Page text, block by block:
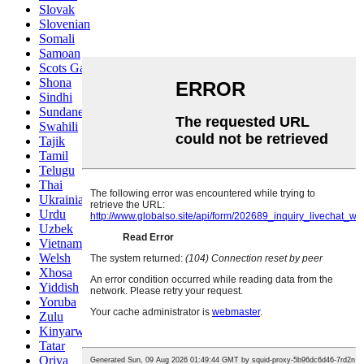
Slovak
Slovenian
Somali
Samoan
Scots Gaelic
Shona
Sindhi
Sundanese
Swahili
Tajik
Tamil
Telugu
Thai
Ukrainian
Urdu
Uzbek
Vietnamese
Welsh
Xhosa
Yiddish
Yoruba
Zulu
Kinyarwanda
Tatar
Oriya